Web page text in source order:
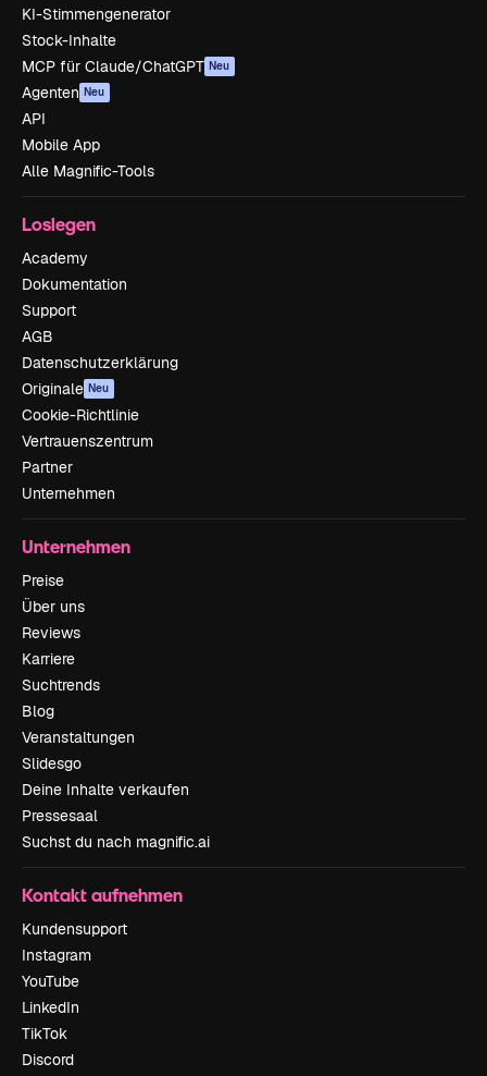
KI-Stimmengenerator
Stock-Inhalte
MCP für Claude/ChatGPT Neu
Agenten Neu
API
Mobile App
Alle Magnific-Tools
Loslegen
Academy
Dokumentation
Support
AGB
Datenschutzerklärung
Originale Neu
Cookie-Richtlinie
Vertrauenszentrum
Partner
Unternehmen
Unternehmen
Preise
Über uns
Reviews
Karriere
Suchtrends
Blog
Veranstaltungen
Slidesgo
Deine Inhalte verkaufen
Pressesaal
Suchst du nach magnific.ai
Kontakt aufnehmen
Kundensupport
Instagram
YouTube
LinkedIn
TikTok
Discord